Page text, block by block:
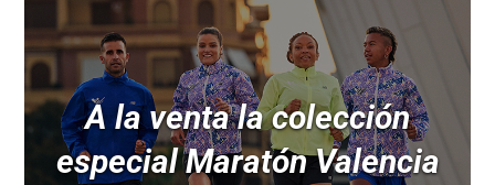
A la venta la colección
especial Maratón Valencia